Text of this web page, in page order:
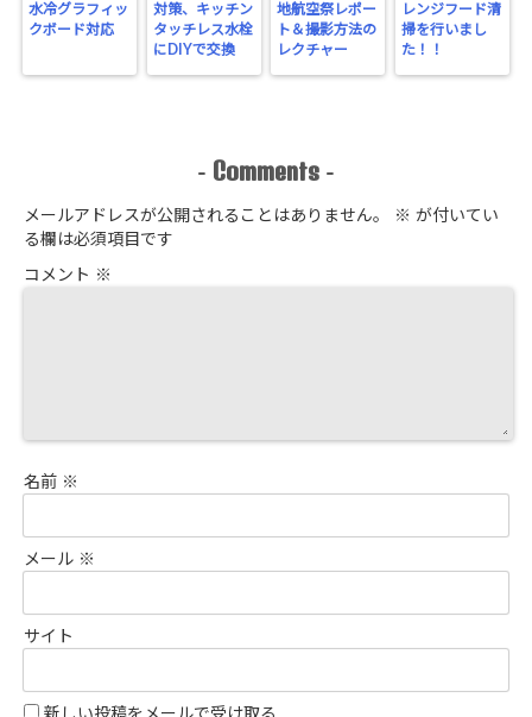
水冷グラフィッ
クボード対応
対策、キッチン
タッチレス水栓
にDIYで交換
地航空祭レポー
ト＆撮影方法の
レクチャー
レンジフード清
掃を行いまし
た！！
- Comments -
メールアドレスが公開されることはありません。 ※ が付いてい
る欄は必須項目です
コメント ※
名前 ※
メール ※
サイト